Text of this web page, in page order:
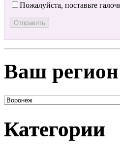
Пожалуйста, поставьте
Ваш регион
Категории